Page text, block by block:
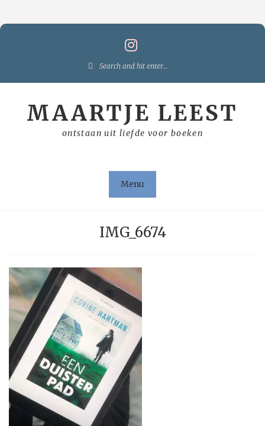
Search
MAARTJE LEEST
ontstaan uit liefde voor boeken
Menu
IMG_6674